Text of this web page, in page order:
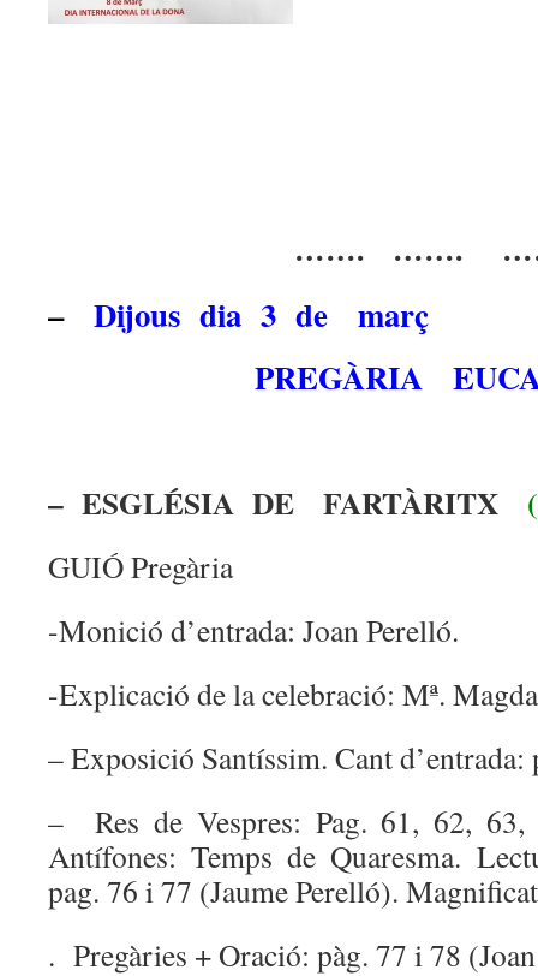
……. …….
– Dijous dia 3 de març
PREGÀRIA
– ESGLÉSIA DE FARTÀRITX
GUIÓ Pregària
-Monició d’entrada: Joan Perelló.
-Explicació de la celebració: Mª.
– Exposició Santíssim. Cant d’entrada:
– Res de Vespres: Pag. 61, 62,
Antífones: Temps de Quaresma.
pag. 76 i 77 (Jaume Perelló).
. Pregàries + Oració: pàg. 77 i 78